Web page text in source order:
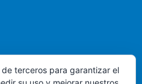
- Almacen 54
terceros para garantizar el